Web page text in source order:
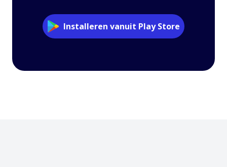
Installeren vanuit Play Store